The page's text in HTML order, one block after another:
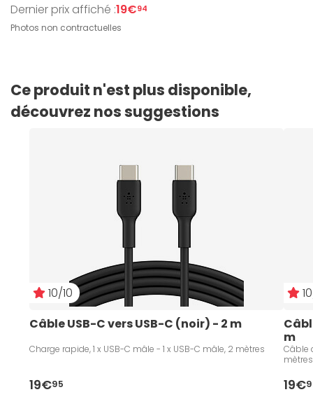
Dernier prix affiché :19€94
Photos non contractuelles
Ce produit n'est plus disponible,
découvrez nos suggestions
10/10
Câble USB-C vers USB-C (noir) - 2 m
Charge rapide, 1 x USB-C mâle - 1 x USB-C mâle, 2 mètres
19€95
m
Câble
mètres
19€